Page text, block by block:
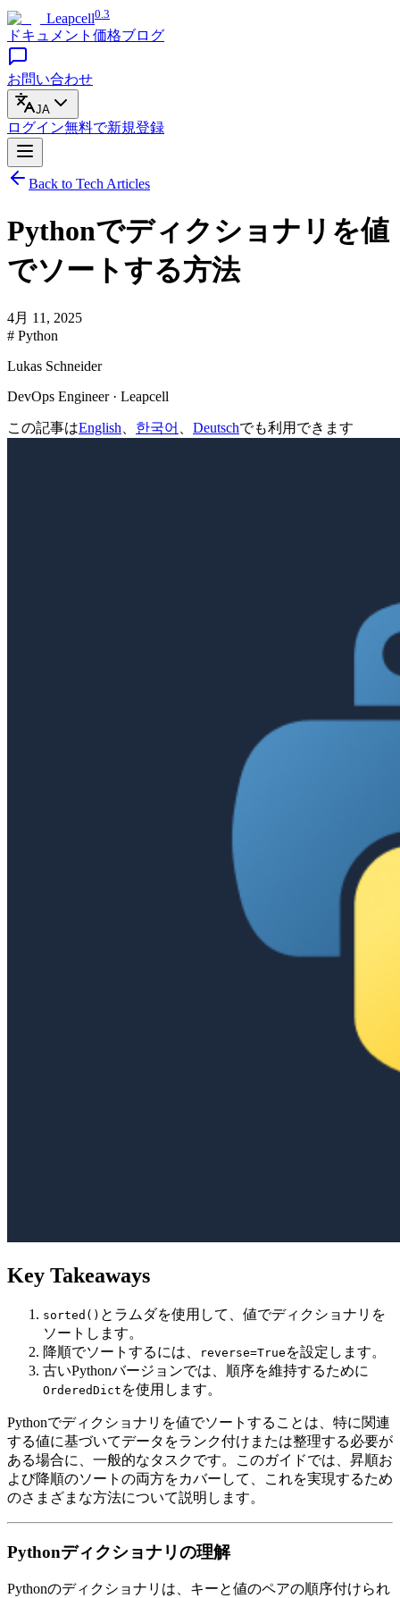
Leapcell0.3
ドキュメント 価格ブログ
お問い合わせ
JA
ログイン無料で新規登録
Back to Tech Articles
Pythonでディクショナリを値
でソートする方法
4月 11, 2025
# Python
Lukas Schneider
DevOps Engineer · Leapcell
この記事はEnglish 한국어 Deutschでも利用できます
Key Takeaways
sorted() とラムダを使用して、値でディクショナリを
ソートします。
降順でソートするには、
reverse=True を設定します。
古いPythonバージョンでは、順序を維持するために
OrderedDict を使用します。
Pythonでディクショナリを値でソートすることは、特に関連
する値に基づいてデータをランク付けまたは整理する必要が
ある場合に、一般的なタスクです。このガイドでは、昇順お
よび降順のソートの両方をカバーして、これを実現するため
のさまざまな方法について説明します。
Pythonディクショナリの理解
Pythonのディクショナリは、キーと値のペアの順序付けられ